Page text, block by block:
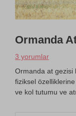
Ormanda
3 yorumlar
Ormanda at gezisi
fiziksel
ve kol tutumu ve